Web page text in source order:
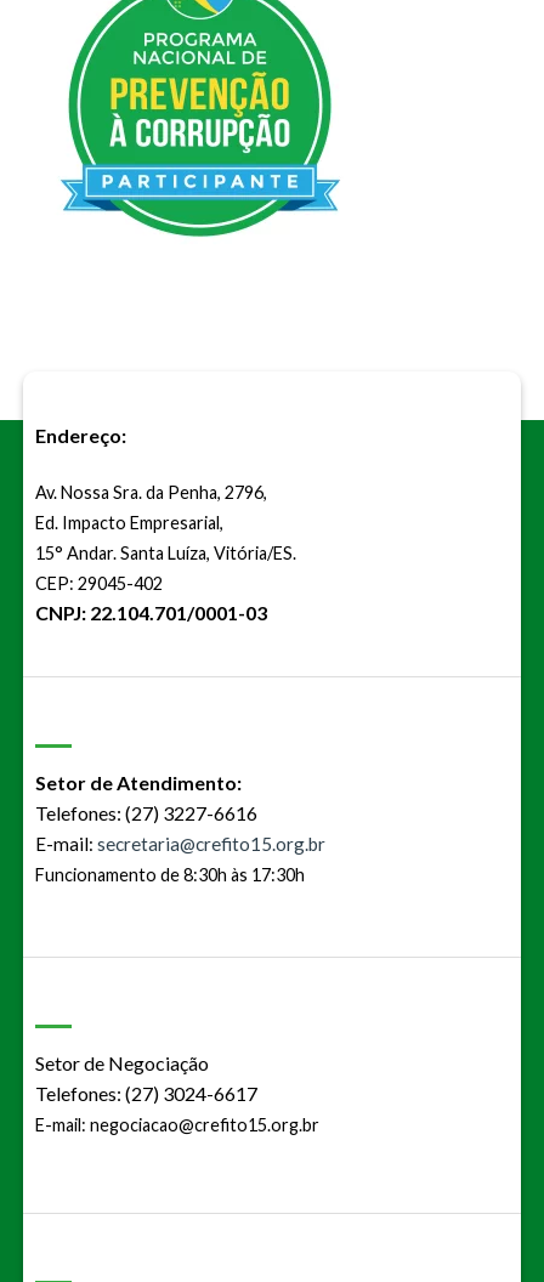
Endereço:
Av. Nossa Sra. da Penha, 2796,
Ed. Impacto Empresarial,
15° Andar. Santa Luíza, Vitória/ES.
CEP: 29045-402
CNPJ: 22.104.701/0001-03
Setor de Atendimento:
Telefones: (27) 3227-6616
E-mail: secretaria@crefito15.org.br
Funcionamento de 8:30h às 17:30h
Setor de Negociação
Telefones: (27) 3024-6617
E-mail: negociacao@crefito15.org.br